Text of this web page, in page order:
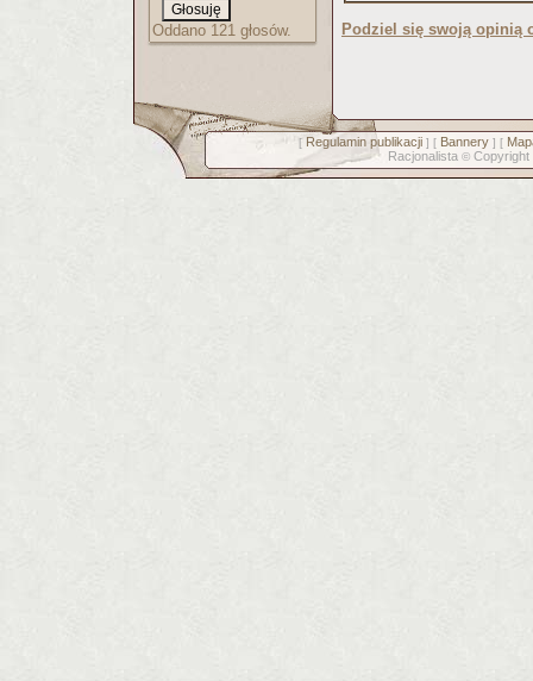
Oddano 121 głosów. Podziel się swoją opinią
[ Regulamin publikacji] [ Bannery] [
Racjonalista © Copyright